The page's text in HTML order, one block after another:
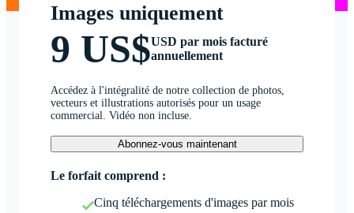
Images uniquement
9 US$USD par mois facturé
annuellement
Accédez à l'intégralité de notre collection de photos,
vecteurs et illustrations autorisés pour un usage
commercial. Vidéo non incluse.
Abonnez-vous maintenant
Le forfait comprend :
Cinq téléchargements d'images par mois